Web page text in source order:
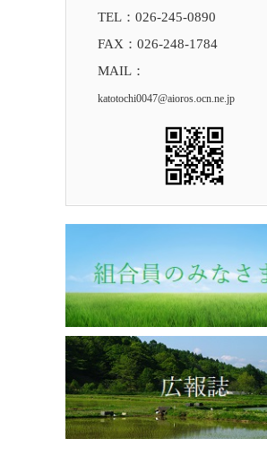
TEL： 026-245-0890
FAX：026-248-1784
MAIL：
katotochi0047@aioros.ocn.ne.jp